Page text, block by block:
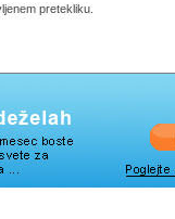
pretekliku.